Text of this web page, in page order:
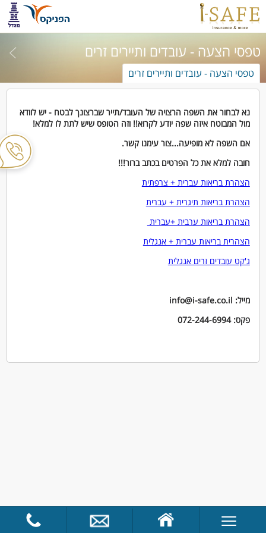
טפסי הצעה - עובדים ותיירים זרים
טפסי הצעה - עובדים ותיירים זרים
נא לבחור את השפה הרצויה של העובד/תייר שברצונך לבטח - יש לוודא
מול המבוטח איזה שפה יודע לקרוא!! וזה הטופס שיש לתת לו למלא!
אם השפה לא מופיעה...צור עימנו קשר.
חובה למלא את כל הפרטים בכתב ברור!!!
הצהרת בריאות עברית + צרפתית
הצהרת בריאות תיגרית + עברית
הצהרת בריאות ערבית +עברית
הצהרית בריאות עברית + אנגלית
ג'קט עובדים זרים אנגלית
מייל: info@i-safe.co.il
פקס: 072-244-6994